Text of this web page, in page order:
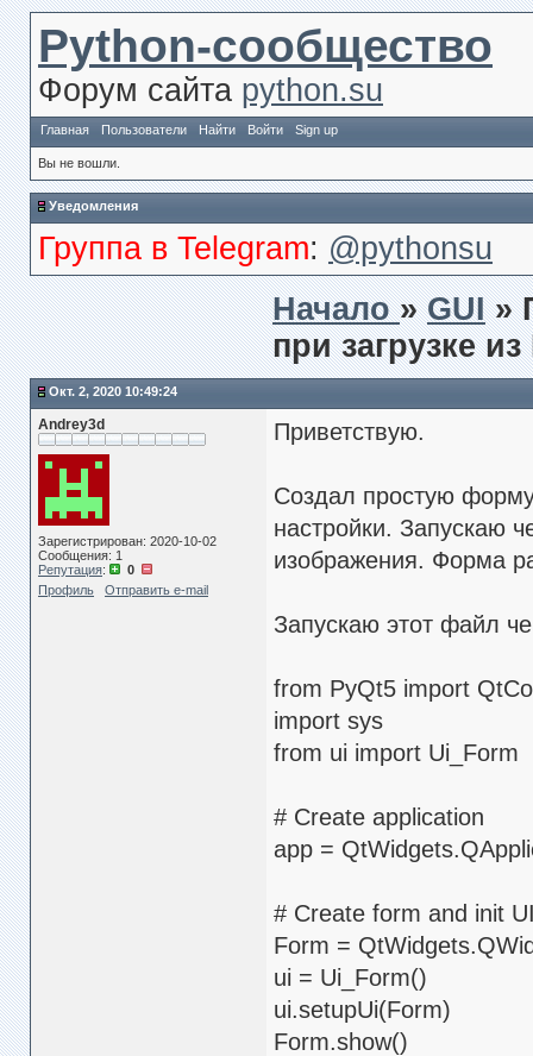
Python-сообщество
Форум сайта python.su
Главная Пользователи Найти Войти Sign up
Вы не вошли.
Уведомления
Группа в Telegram: @pythonsu
Начало»GUI »
при загрузке
Окт. 2, 2020 10:49:24
Andrey3d
Зарегистрирован: 2020-10-02
Сообщения: 1
Репутация:
0
Профиль
Отправить e-mail
Приветствую.
Создал простую
настройки. Запускаю
изображения. Форма
Запускаю этот файл
from PyQt5 import
import sys
from ui import Ui_Form
# Create application
app =
# Create form and init
Form =
ui = Ui_Form()
ui.setupUi(Form)
Form.show()